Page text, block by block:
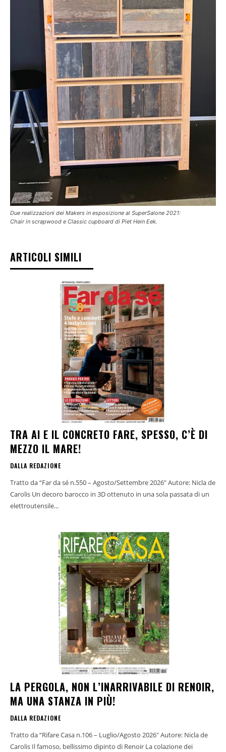
Due realizzazioni dei Makers in esposizione al SuperSalone 2021:
Chair in scrapwood e Classic cupboard di Piet Hein Eek.
ARTICOLI SIMILI
TRA AI E IL CONCRETO FARE, SPESSO, C’È DI
MEZZO IL MARE!
DALLA REDAZIONE
Tratto da “Far da sé n.550 – Agosto/Settembre 2026" Autore: Nicla de
Carolis Un decoro barocco in 3D ottenuto in una sola passata di un
elettroutensile...
LA PERGOLA, NON L’INARRIVABILE DI RENOIR,
MA UNA STANZA IN PIÙ!
DALLA REDAZIONE
Tratto da “Rifare Casa n.106 – Luglio/Agosto 2026" Autore: Nicla de
Carolis Il famoso, bellissimo dipinto di Renoir La colazione dei